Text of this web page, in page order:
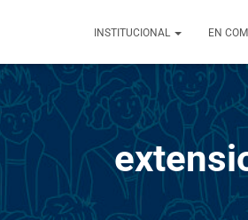
INSTITUCIONAL EN